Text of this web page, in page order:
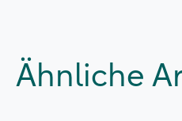
Ähnliche